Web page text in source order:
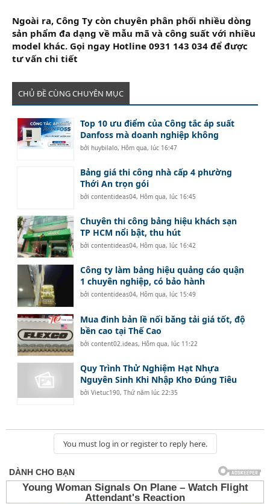
Ngoài ra, Công Ty còn chuyên phân phối nhiều dòng
sản phẩm đa dạng về mẫu mã và công suất với nhiều
model khác. Gọi ngay Hotline 0931 143 034 để được
tư vấn chi tiết
CHỦ ĐỀ CÙNG CHUYÊN MỤC
Top 10 ưu điểm của Công tắc áp suất
Danfoss mà doanh nghiệp không
bởihuybilalo, Hôm qua, lúc 16:47
Bảng giá thi công nhà cấp 4 phường
Thới An trọn gói
bởicontentideas04, Hôm qua, lúc 16:45
Chuyên thi công bảng hiệu khách sạn
TP HCM nổi bật, thu hút
bởicontentideas04, Hôm qua, lúc 16:42
Công ty làm bảng hiệu quảng cáo quận
1 chuyên nghiệp, có bảo hành
bởicontentideas04, Hôm qua, lúc 15:49
Mua đinh bản lề nối băng tải giá tốt, độ
bền cao tại Thế Cao
bởicontent02.ideas, Hôm qua, lúc 11:22
Quy Trình Thử Nghiệm Hạt Nhựa
Nguyên Sinh Khi Nhập Kho Đúng Tiêu
bởiVietuc190,Thứ năm lúc 22:35
You must log in or register to reply here.